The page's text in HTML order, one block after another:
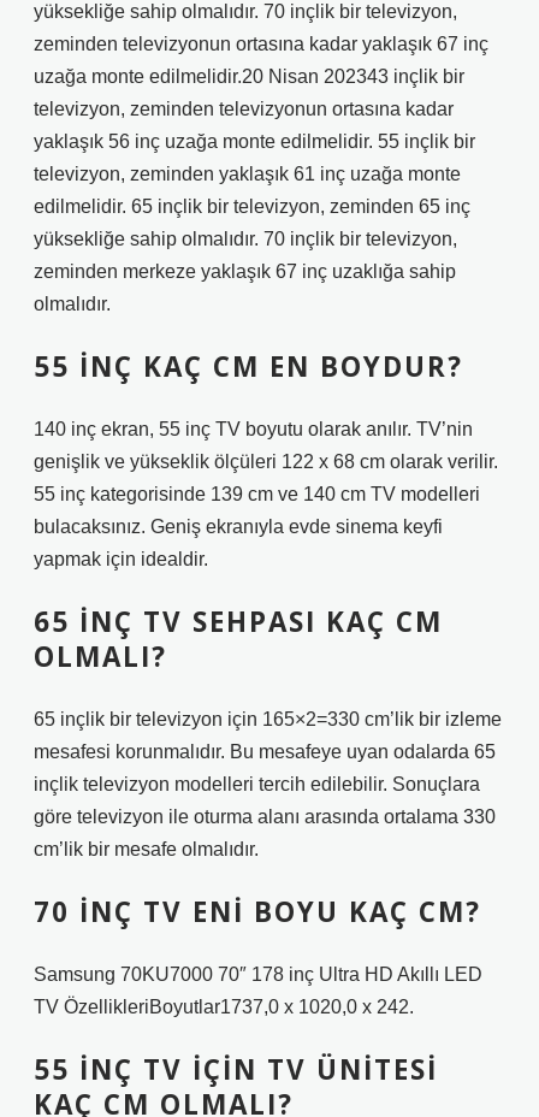
yüksekliğe sahip olmalıdır. 70 inçlik bir televizyon,
zeminden televizyonun ortasına kadar yaklaşık 67 inç
uzağa monte edilmelidir.20 Nisan 202343 inçlik bir
televizyon, zeminden televizyonun ortasına kadar
yaklaşık 56 inç uzağa monte edilmelidir. 55 inçlik bir
televizyon, zeminden yaklaşık 61 inç uzağa monte
edilmelidir. 65 inçlik bir televizyon, zeminden 65 inç
yüksekliğe sahip olmalıdır. 70 inçlik bir televizyon,
zeminden merkeze yaklaşık 67 inç uzaklığa sahip
olmalıdır.
55 INÇ KAÇ CM EN BOYDUR?
140 inç ekran, 55 inç TV boyutu olarak anılır. TV’nin
genişlik ve yükseklik ölçüleri 122 x 68 cm olarak verilir.
55 inç kategorisinde 139 cm ve 140 cm TV modelleri
bulacaksınız. Geniş ekranıyla evde sinema keyfi
yapmak için idealdir.
65 INÇ TV SEHPASI KAÇ CM
OLMALI?
65 inçlik bir televizyon için 165×2=330 cm’lik bir izleme
mesafesi korunmalıdır. Bu mesafeye uyan odalarda 65
inçlik televizyon modelleri tercih edilebilir. Sonuçlara
göre televizyon ile oturma alanı arasında ortalama 330
cm’lik bir mesafe olmalıdır.
70 INÇ TV ENI BOYU KAÇ CM?
Samsung 70KU7000 70″ 178 inç Ultra HD Akıllı LED
TV ÖzellikleriBoyutlar1737,0 x 1020,0 x 242.
55 INÇ TV IÇIN TV ÜNITESI
KAÇ CM OLMALI?